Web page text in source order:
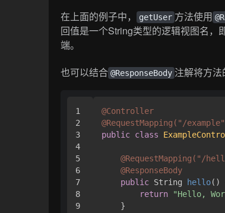
在上面的例子中， getUser 方法使用
回值是一个String类型的逻辑视图名，
端。
也可以结合 @ResponseBody 注解将方法
1
2
3
4
5
6
7
8
9
@Controller
@RequestMapping("/
public class
@RequestMapping("/
@ResponseBody
public String hello()
return
"Hello,
    }